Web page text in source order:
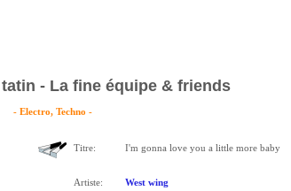
- La fine équipe & friends
- Electro, Techno -
Titre: I'm gonna love you a little more baby
Artiste: West wing